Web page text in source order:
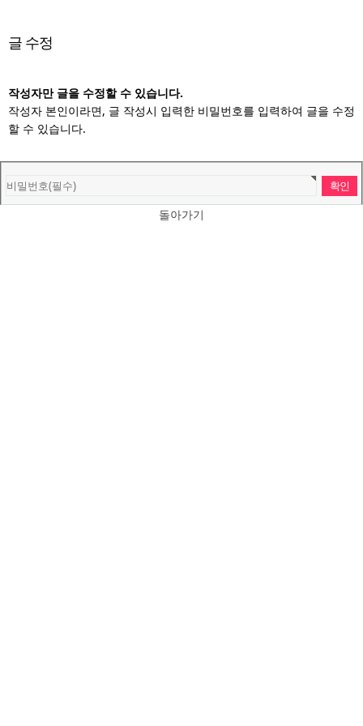
글 수정
작성자만 글을 수정할 수 있습니다.
작성자 본인이라면, 글 작성시 입력한 비밀번호를 입력하여 글을 수정
할 수 있습니다.
돌아가기